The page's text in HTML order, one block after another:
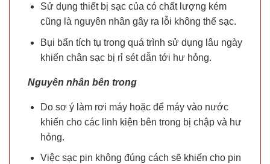
Sử dụng thiết bị sạc của có chất lượng kém
cũng là nguyên nhân gây ra lỗi không thể sạc.
Bụi bẩn tích tụ trong quá trình sử dụng lâu ngày
khiến chân sạc bị rỉ sét dẫn tới hư hỏng.
Nguyên nhân bên trong
Do sơ ý làm rơi máy hoặc để máy vào nước
khiến cho các linh kiện bên trong bị chập và hư
hỏng.
Việc sạc pin không đúng cách sẽ khiến cho pin